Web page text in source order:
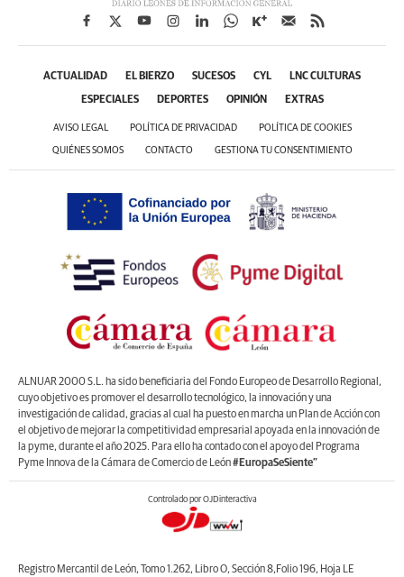
ACTUALIDAD EL BIERZO SUCESOS CYL LNC CULTURAS
ESPECIALES DEPORTES OPINIÓN EXTRAS
AVISO LEGAL POLÍTICA DE PRIVACIDAD POLÍTICA DE COOKIES
QUIÉNES SOMOS CONTACTO GESTIONA TU CONSENTIMIENTO
ALNUAR 2000 S.L. ha sido beneficiaria del Fondo Europeo de Desarrollo Regional,
cuyo objetivo es promover el desarrollo tecnológico, la innovación y una
investigación de calidad, gracias al cual ha puesto en marcha un Plan de Acción con
el objetivo de mejorar la competitividad empresarial apoyada en la innovación de
la pyme, durante el año 2025. Para ello ha contado con el apoyo del Programa
Pyme Innova de la Cámara de Comercio de León#EuropaSeSiente”
Controlado por OJDinteractiva
Registro Mercantil de León, Tomo 1.262, Libro O, Sección 8,Folio 196, Hoja LE